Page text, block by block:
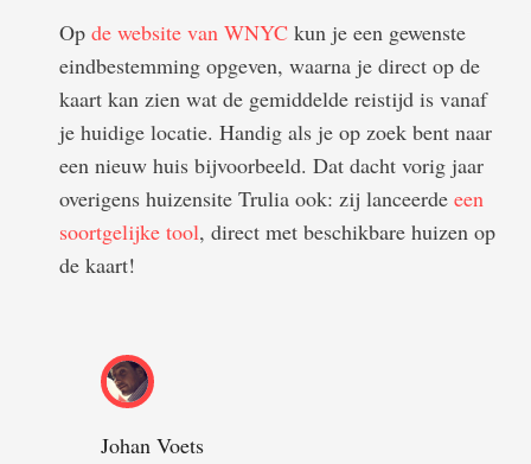
Op de website van WNYC kun je een gewenste
eindbestemming opgeven, waarna je direct op de
kaart kan zien wat de gemiddelde reistijd is vanaf
je huidige locatie. Handig als je op zoek bent naar
een nieuw huis bijvoorbeeld. Dat dacht vorig jaar
overigens huizensite Trulia ook: zij lanceerde een
soortgelijke tool, direct met beschikbare huizen op
de kaart!
Johan Voets